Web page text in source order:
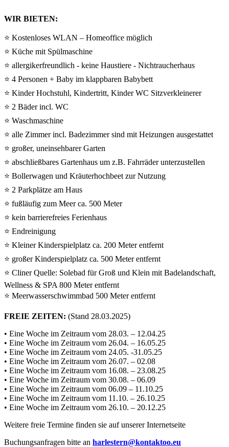
WIR BIETEN:
⭐ Kostenloses WLAN – Homeoffice möglich
⭐ Küche mit Spülmaschine
⭐ allergikerfreundlich - keine Haustiere - Nichtraucherhaus
⭐ 4 Personen + Baby im klappbaren Babybett
⭐ Kinder Hochstuhl, Kindertritt, Kinder WC Sitzverkleinerer
⭐ 2 Bäder incl. WC
⭐ Waschmaschine
⭐ alle Zimmer incl. Badezimmer sind mit Heizungen ausgestattet
⭐ großer, uneinsehbarer Garten
⭐ abschließbares Gartenhaus um z.B. Fahrräder unterzustellen
⭐ Bollerwagen und Kräuterhochbeet zur Nutzung
⭐ 2 Parkplätze am Haus
⭐ fußläufig zum Meer ca. 500 Meter
⭐ kein barrierefreies Ferienhaus
⭐ Endreinigung
⭐ Kleiner Kinderspielplatz ca. 200 Meter entfernt
⭐ großer Kinderspielplatz ca. 500 Meter entfernt
⭐ Cliner Quelle: Solebad für Groß und Klein mit Badelandschaft,
Wellness & SPA 800 Meter entfernt
⭐ Meerwasserschwimmbad 500 Meter entfernt
FREIE ZEITEN: (Stand 28.03.2025)
• Eine Woche im Zeitraum vom 28.03. – 12.04.25
• Eine Woche im Zeitraum vom 26.04. – 16.05.25
• Eine Woche im Zeitraum vom 24.05. -31.05.25
• Eine Woche im Zeitraum vom 26.07. – 02.08
• Eine Woche im Zeitraum vom 16.08. – 23.08.25
• Eine Woche im Zeitraum vom 30.08. – 06.09
• Eine Woche im Zeitraum vom 06.09 – 11.10.25
• Eine Woche im Zeitraum vom 11.10. – 26.10.25
• Eine Woche im Zeitraum vom 26.10. – 20.12.25
Weitere freie Termine finden sie auf unserer Internetseite
Buchungsanfragen bitte an harlestern@kontaktoo.eu